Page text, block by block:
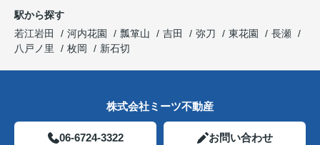
駅から探す
若江岩田
河内花園 瓢箪山 吉田 弥刀 東花園
長瀬
八戸ノ里
枚岡 新石切
株式会社ミーツ不動産
06-6724-3322 お問い合わせ